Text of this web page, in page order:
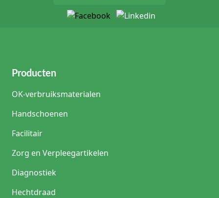
Producten
OK-verbruiksmaterialen
Handschoenen
Facilitair
Zorg en Verpleegartikelen
Diagnostiek
Hechtdraad